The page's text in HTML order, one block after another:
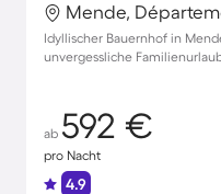
Mende,
Idyllischer Bauernhof in
unvergessliche
ab 592 €
pro Nacht
4.9